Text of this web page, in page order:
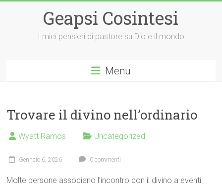
Geapsi Cosintesi
I miei pensieri di pastore su Dio e il mondo
Menu
Trovare il divino nell’ordinario
Wyatt Ramos Uncategorized
Gennaio 6, 2026 0 commenti
Molte persone associano l’incontro con il divino a eventi